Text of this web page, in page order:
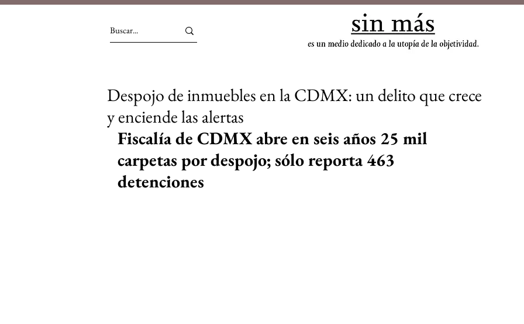
Despojo de inmuebles en la CDMX: un delito que crece
y enciende las alertas
Fiscalía de CDMX abre en seis años 25 mil
carpetas por despojo; sólo reporta 463
detenciones